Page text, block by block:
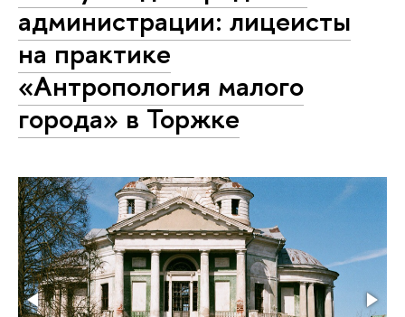
администрации: лицеисты
на практике
«Антропология малого
города» в Торжке